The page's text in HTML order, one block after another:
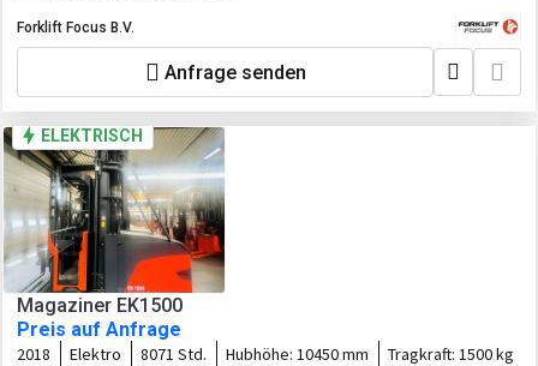
Forklift Focus B.V.
Anfrage senden
ELEKTRISCH
Magaziner EK1500
Preis auf Anfrage
2018 Elektro 8071 Std. Hubhöhe: 10450 mm Tragkraft: 1500 kg